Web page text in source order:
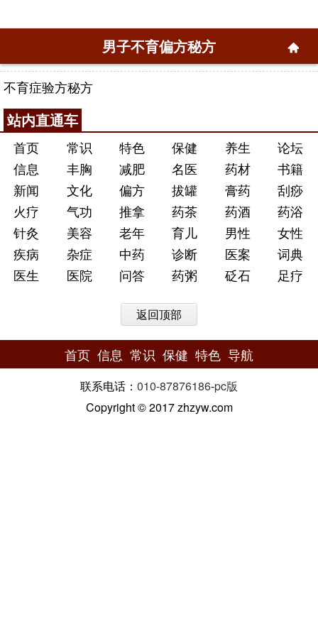
男子不育偏方秘方
不育症验方秘方
站内直通车
首页 常识 特色 保健 养生
论坛
信息
丰胸 减肥 名医 药材
书籍
新闻
文化 偏方 拔罐 膏药
刮痧
火疗
气功 推拿 药茶 药酒
药浴
针灸
美容 老年 育儿 男性
女性
疾病
杂症 中药 诊断 医案
词典
医生
医院 问答 药粥 砭石 足疗
返回顶部
首页 信息 常识 保健 特色 导航
联系电话： 010-87876186-pc版
Copyright © 2017 zhzyw.com